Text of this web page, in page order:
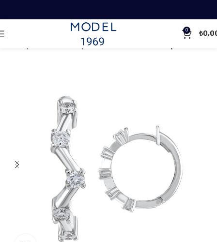
0 ₺
Pırlanta Küpeler Halka Pırlanta Küpeler